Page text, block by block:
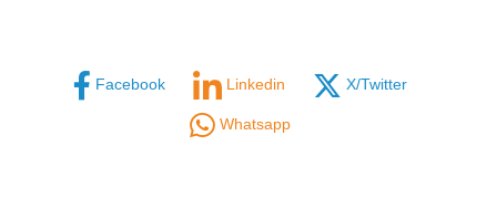
Facebook Linkedin X/Twitter
Whatsapp